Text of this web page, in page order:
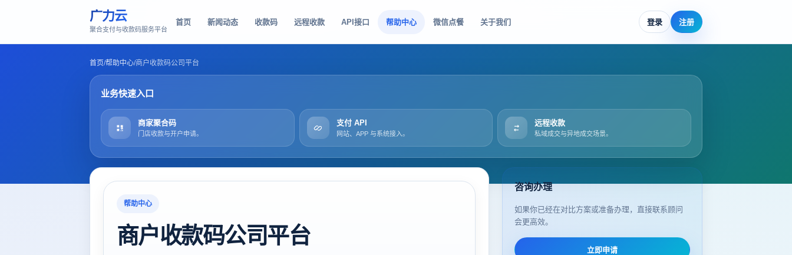
广力云
聚合支付与收款码服务平台
首页 新闻动态 收款码 远程收款 API接口 帮助中心 微信点餐 关于我们 登录 注册
首页/帮助中心/商户收款码公司平台
业务快速入口
商家聚合码
门店收款与开户申请。
支付 API
网站、APP 与系统接入。
远程收款
私域成交与异地成交场景。
帮助中心
商户收款码公司平台
咨询办理
如果你已经在对比方案或准备办理，直接联系顾问
会更高效。
立即申请